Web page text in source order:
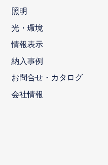
照明
光・環境
情報表示
納入事例
お問合せ・カタログ
会社情報